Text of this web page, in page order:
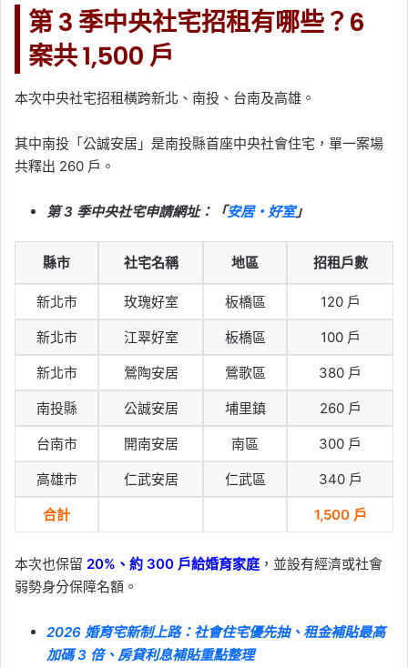
Tag:Fed, 川普, 川普關稅, 房市 , 美國
台美關稅談判定案：對等
優惠待遇，房市分化恐更
Tag: 川普關稅 , 美國, 美國聯準會
聯準會連 3 次降息！對台
股、房市、匯率有什麼影
響？一次看懂台灣市場的
三大連動
Fed, 川普, , 房市 , 美國
美國聯準會, 降息, 降息影響
2025-12-11
聯準會連 3 次降息！為何
通膨偏高先救就業？Fed
三大關鍵訊號一次看懂
川普關稅, 美國 , 美國聯
2025-12-11
觀望是否再降息
第 3 季中央社宅招租有哪些？6
案共 1,500 戶
本次中央社宅招租橫跨新北、南投、台南及高雄。
其中南投「公誠安居」是南投縣首座中央社會住宅，單一案場
共釋出 260 戶。
第 3 季中央社宅申請網址：「安居・好室」
縣市 社宅名稱 地區 招租戶數
新北市 玫瑰好室 板橋區 120 戶
新北市 江翠好室 板橋區 100 戶
新北市 鶯陶安居 鶯歌區 380 戶
南投縣 公誠安居 埔里鎮 260 戶
台南市 開南安居 南區 300 戶
高雄市 仁武安居 仁武區 340 戶
合計 1,500 戶
本次也保留 20%、約 300 戶給婚育家庭 ，並設有經濟或社會
弱勢身分保障名額。
2026 婚育宅新制上路：社會住宅優先抽、租金補貼最高
加碼 3 倍、房貸利息補貼重點整理